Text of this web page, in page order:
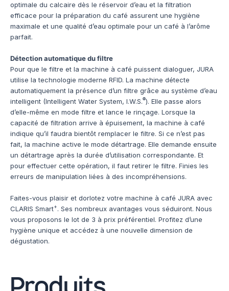
optimale du calcaire dès le réservoir d’eau et la filtration
efficace pour la préparation du café assurent une hygiène
maximale et une qualité d’eau optimale pour un café à l’arôme
parfait.
Détection automatique du filtre
Pour que le filtre et la machine à café puissent dialoguer, JURA
utilise la technologie moderne RFID. La machine détecte
automatiquement la présence d’un filtre grâce au système d’eau
intelligent (Intelligent Water System, I.W.S.®). Elle passe alors
d’elle-même en mode filtre et lance le rinçage. Lorsque la
capacité de filtration arrive à épuisement, la machine à café
indique qu’il faudra bientôt remplacer le filtre. Si ce n’est pas
fait, la machine active le mode détartrage. Elle demande ensuite
un détartrage après la durée d’utilisation correspondante. Et
pour effectuer cette opération, il faut retirer le filtre. Finies les
erreurs de manipulation liées à des incompréhensions.
Faites-vous plaisir et dorlotez votre machine à café JURA avec
CLARIS Smart+. Ses nombreux avantages vous séduiront. Nous
vous proposons le lot de 3 à prix préférentiel. Profitez d’une
hygiène unique et accédez à une nouvelle dimension de
dégustation.